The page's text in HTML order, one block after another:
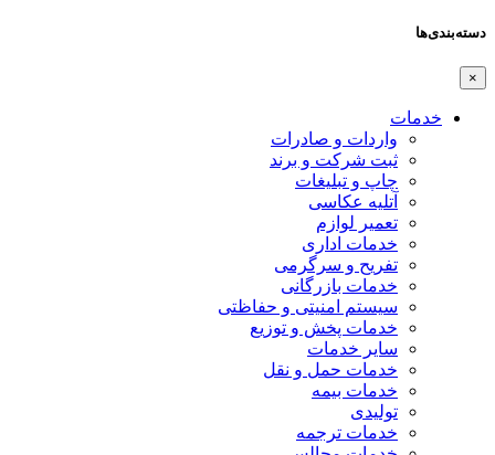
دسته‌بندی‌ها
×
خدمات
واردات و صادرات
ثبت شرکت و برند
چاپ و تبلیغات
آتلیه عکاسی
تعمیر لوازم
خدمات اداری
تفریح و سرگرمی
خدمات بازرگانی
سیستم امنیتی و حفاظتی
خدمات پخش و توزیع
سایر خدمات
خدمات حمل و نقل
خدمات بیمه
تولیدی
خدمات ترجمه